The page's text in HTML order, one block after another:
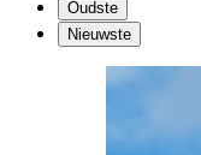
Oudste
Nieuwste